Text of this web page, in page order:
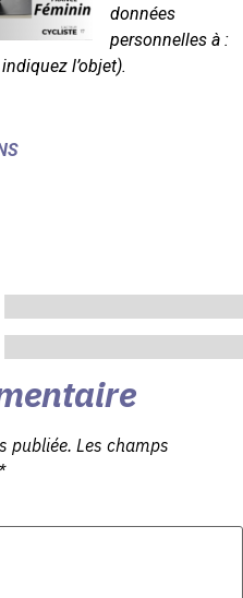
données
personnelles à :
l’objet).
publiée. Les champs
*